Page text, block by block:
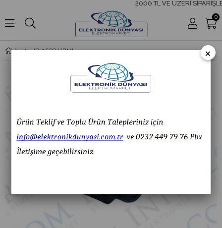
2000 TL VE ÜZERİ
0
IC-266G HDMI ŞASE PANO TİP IP67 ×